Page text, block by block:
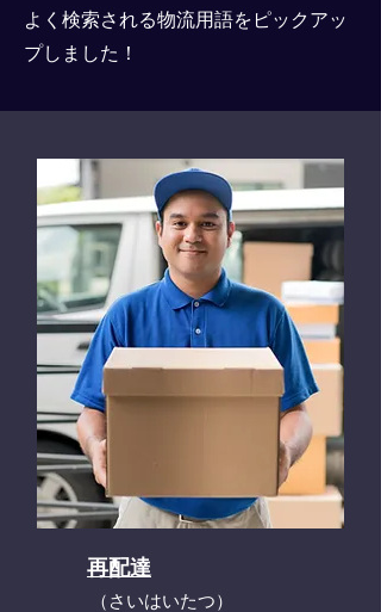
よく検索される物流用語をピックアッ
プしました！
再配達
​（さいはいたつ）